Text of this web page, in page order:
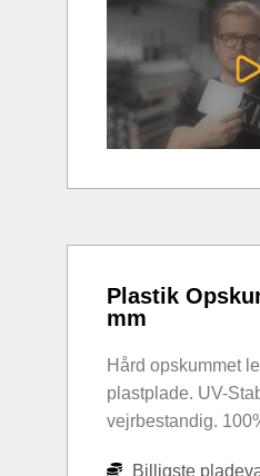
Plastik
mm
Hård opskummet
plastplade. UV-
vejrbestandig.
Billigste